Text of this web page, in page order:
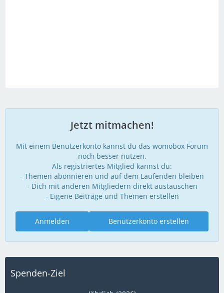
Jetzt mitmachen!
Mit einem Benutzerkonto kannst du das womobox Forum
noch besser nutzen.
Als registriertes Mitglied kannst du:
- Themen abonnieren und auf dem Laufenden bleiben
- Dich mit anderen Mitgliedern direkt austauschen
- Eigene Beiträge und Themen erstellen
Benutzerkonto erstellen
Anmelden
Spenden-Ziel